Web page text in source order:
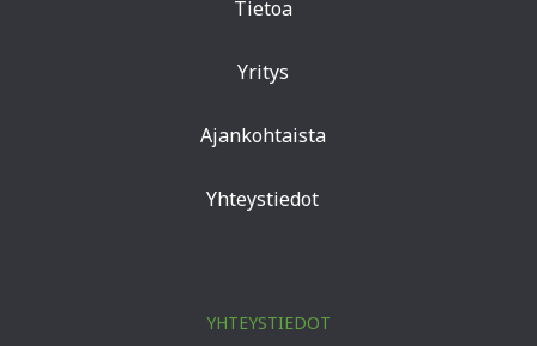
Tietoa
Yritys
Ajankohtaista
Yhteystiedot
YHTEYSTIEDOT